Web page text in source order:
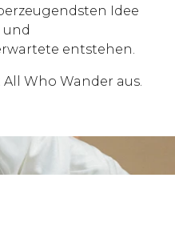
Idee
und
entstehen.
Who Wander aus.